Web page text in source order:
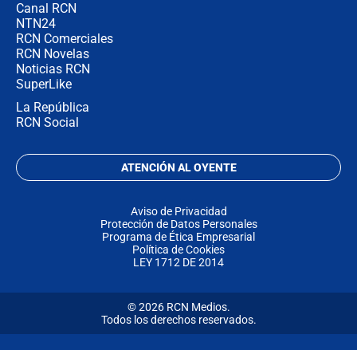
Canal RCN
NTN24
RCN Comerciales
RCN Novelas
Noticias RCN
SuperLike
La República
RCN Social
ATENCIÓN AL OYENTE
Aviso de Privacidad
Protección de Datos Personales
Programa de Ética Empresarial
Política de Cookies
LEY 1712 DE 2014
© 2026 RCN Medios.
Todos los derechos reservados.